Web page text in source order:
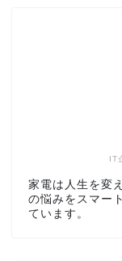
IT
家電は人生を変
の悩みをスマー
ています。